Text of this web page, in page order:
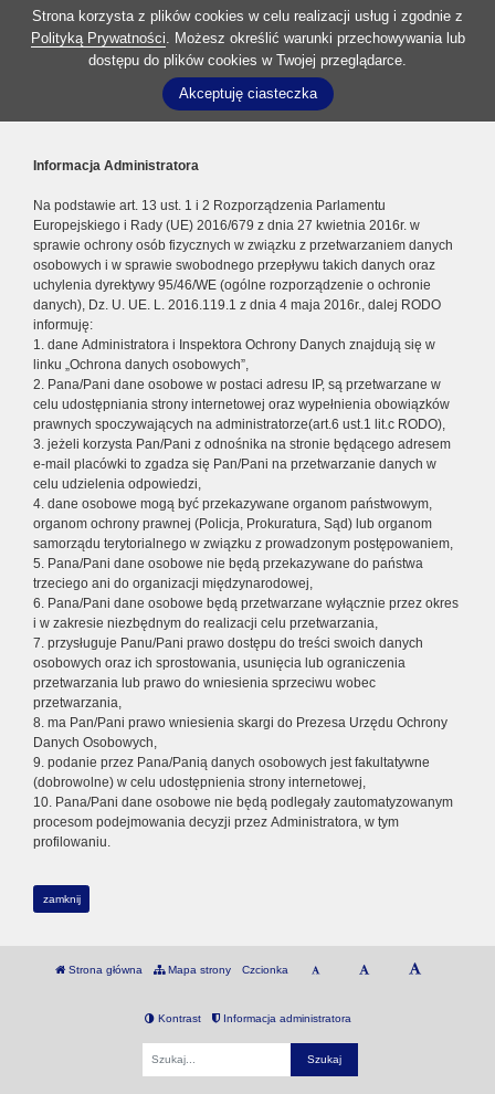
Strona korzysta z plików cookies w celu realizacji usług i zgodnie z
Polityką Prywatności. Możesz określić warunki przechowywania lub
dostępu do plików cookies w Twojej przeglądarce.
Akceptuję ciasteczka
Informacja Administratora
Na podstawie art. 13 ust. 1 i 2 Rozporządzenia Parlamentu
Europejskiego i Rady (UE) 2016/679 z dnia 27 kwietnia 2016r. w
sprawie ochrony osób fizycznych w związku z przetwarzaniem danych
osobowych i w sprawie swobodnego przepływu takich danych oraz
uchylenia dyrektywy 95/46/WE (ogólne rozporządzenie o ochronie
danych), Dz. U. UE. L. 2016.119.1 z dnia 4 maja 2016r., dalej RODO
informuję:
1. dane Administratora i Inspektora Ochrony Danych znajdują się w
linku „Ochrona danych osobowych”,
2. Pana/Pani dane osobowe w postaci adresu IP, są przetwarzane w
celu udostępniania strony internetowej oraz wypełnienia obowiązków
prawnych spoczywających na administratorze(art.6 ust.1 lit.c RODO),
3. jeżeli korzysta Pan/Pani z odnośnika na stronie będącego adresem
e-mail placówki to zgadza się Pan/Pani na przetwarzanie danych w
celu udzielenia odpowiedzi,
4. dane osobowe mogą być przekazywane organom państwowym,
organom ochrony prawnej (Policja, Prokuratura, Sąd) lub organom
samorządu terytorialnego w związku z prowadzonym postępowaniem,
5. Pana/Pani dane osobowe nie będą przekazywane do państwa
trzeciego ani do organizacji międzynarodowej,
6. Pana/Pani dane osobowe będą przetwarzane wyłącznie przez okres
i w zakresie niezbędnym do realizacji celu przetwarzania,
7. przysługuje Panu/Pani prawo dostępu do treści swoich danych
osobowych oraz ich sprostowania, usunięcia lub ograniczenia
przetwarzania lub prawo do wniesienia sprzeciwu wobec
przetwarzania,
8. ma Pan/Pani prawo wniesienia skargi do Prezesa Urzędu Ochrony
Danych Osobowych,
9. podanie przez Pana/Panią danych osobowych jest fakultatywne
(dobrowolne) w celu udostępnienia strony internetowej,
10. Pana/Pani dane osobowe nie będą podlegały zautomatyzowanym
procesom podejmowania decyzji przez Administratora, w tym
profilowaniu.
zamknij
Strona główna Mapa strony Czcionka
Kontrast Informacja administratora